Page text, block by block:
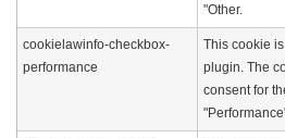
"Other.
cookielawinfo-checkbox-
performance
This cookie
plugin. The
consent for